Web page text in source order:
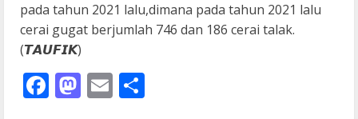
pada tahun 2021 lalu,dimana pada tahun 2021 lalu
cerai gugat berjumlah 746 dan 186 cerai talak.
(𝙏𝘼𝙐𝙁𝙄𝙆)
Facebook
Mastodon
Email